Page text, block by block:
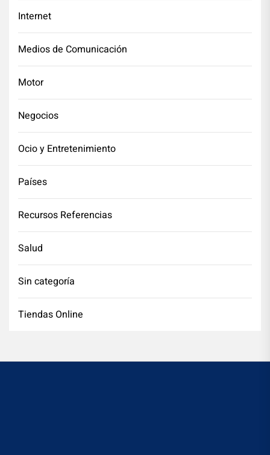
Internet
Medios de Comunicación
Motor
Negocios
Ocio y Entretenimiento
Países
Recursos Referencias
Salud
Sin categoría
Tiendas Online